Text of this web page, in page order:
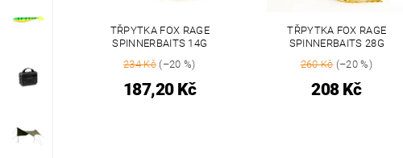
TŘPYTKA FOX RAGE
SPINNERBAITS 14G
234 Kč (–20 %)
187,20 Kč
TŘPYTKA FOX RAGE
SPINNERBAITS 28G
260 Kč(–20 %)
208 Kč